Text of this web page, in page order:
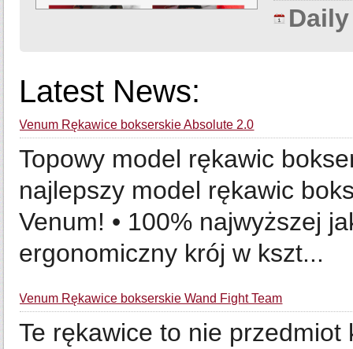
Latest News:
Venum Rękawice bokserskie Absolute 2.0
Topowy model rękawic
najlepszy model rękawic
Venum! • 100% najwyższej
ergonomiczny krój w kszt...
Venum Rękawice bokserskie Wand Fight Team
Te rękawice to nie